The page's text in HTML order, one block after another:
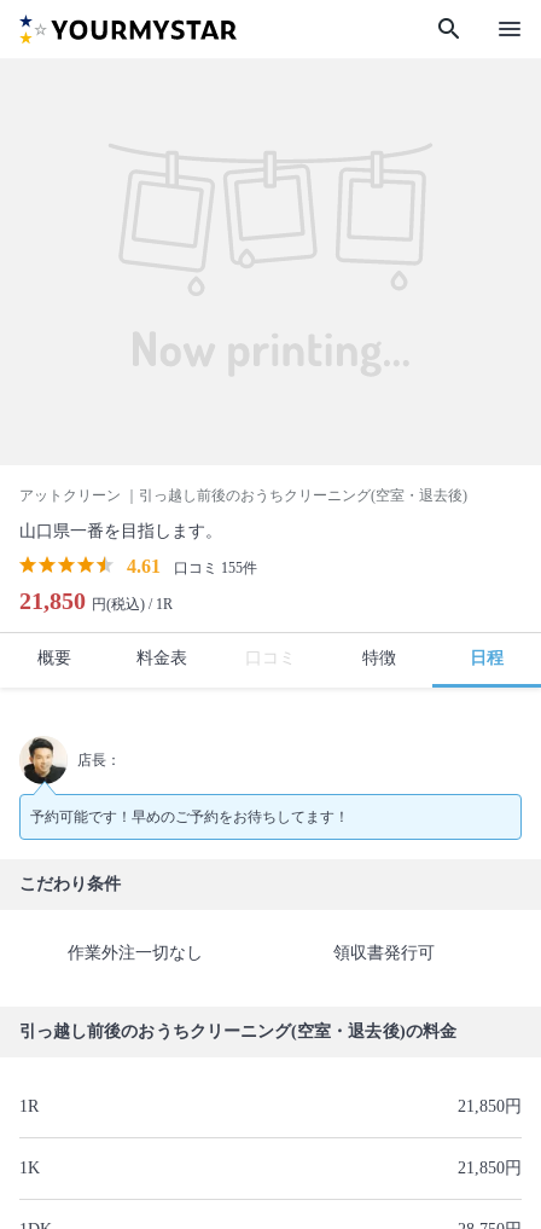
search menu
アットクリーン ｜引っ越し前後のおうちクリーニング(空室・退去後)
山口県一番を目指します。
4.61 口コミ 155件
21,850 円(税込) / 1R
概要 料金表 口コミ 特徴 日程
店長：
予約可能です！早めのご予約をお待ちしてます！
こだわり条件
作業外注一切なし 領収書発行可
引っ越し前後のおうちクリーニング(空室・退去後)の料金
1R 21,850円
1K 21,850円